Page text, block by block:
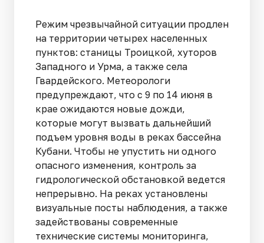
Режим чрезвычайной ситуации продлен
на территории четырех населенных
пунктов: станицы Троицкой, хуторов
Западного и Урма, а также села
Гвардейского. Метеорологи
предупреждают, что с 9 по 14 июня в
крае ожидаются новые дожди,
которые могут вызвать дальнейший
подъем уровня воды в реках бассейна
Кубани. Чтобы не упустить ни одного
опасного изменения, контроль за
гидрологической обстановкой ведется
непрерывно. На реках установлены
визуальные посты наблюдения, а также
задействованы современные
технические системы мониторинга,